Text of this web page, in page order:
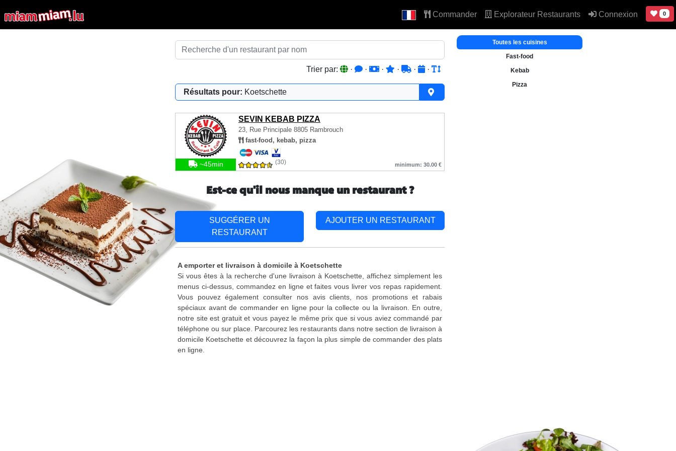
Commander Explorateur Restaurants Connexion 0
Trier par: · · · · · ·
Résultats pour: Koetschette
SEVIN KEBAB PIZZA
23, Rue Principale 8805 Rambrouch
fast-food, kebab, pizza
~45min (30) minimum: 30.00 €
Toutes les cuisines
Fast-food
Kebab
Pizza
Est-ce qu'il nous manque un restaurant ?
SUGGÉRER UN
RESTAURANT
AJOUTER UN RESTAURANT
A emporter et livraison à domicile à Koetschette
Si vous êtes à la recherche d'une livraison à Koetschette, affichez simplement les
menus ci-dessus, commandez en ligne et faites vous livrer vos repas rapidement.
Vous pouvez également consulter nos avis clients, nos promotions et rabais
spéciaux avant de commander en ligne pour la collecte ou la livraison. En outre,
notre site est gratuit et vous payez le même prix que si vous aviez commandé par
téléphone ou sur place. Parcourez les restaurants dans notre section de livraison à
domicile Koetschette et découvrez la façon la plus simple de commander des plats
en ligne.